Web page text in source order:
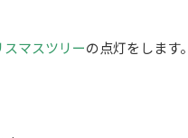
スマスツリーの点灯をします